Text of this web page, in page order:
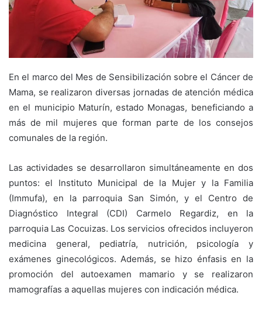
En el marco del Mes de Sensibilización sobre el Cáncer de
Mama, se realizaron diversas jornadas de atención médica
en el municipio Maturín, estado Monagas, beneficiando a
más de mil mujeres que forman parte de los consejos
comunales de la región.
Las actividades se desarrollaron simultáneamente en dos
puntos: el Instituto Municipal de la Mujer y la Familia
(Immufa), en la parroquia San Simón, y el Centro de
Diagnóstico Integral (CDI) Carmelo Regardiz, en la
parroquia Las Cocuizas. Los servicios ofrecidos incluyeron
medicina general, pediatría, nutrición, psicología y
exámenes ginecológicos. Además, se hizo énfasis en la
promoción del autoexamen mamario y se realizaron
mamografías a aquellas mujeres con indicación médica.